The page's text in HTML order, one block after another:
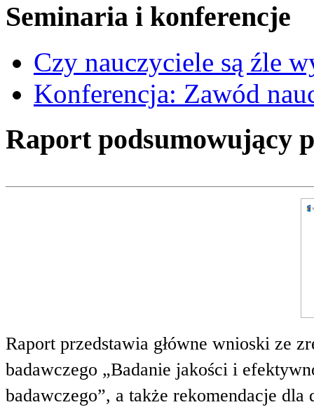
Seminaria i konferencje
Czy nauczyciele są źle
Konferencja: Zawód
Raport podsumowujący
Raport przedstawia główne wnioski ze
badawczego „Badanie jakości i
badawczego”, a także rekomendacje